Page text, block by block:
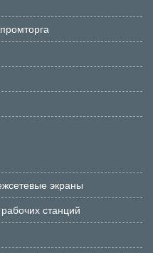
экраны
станций